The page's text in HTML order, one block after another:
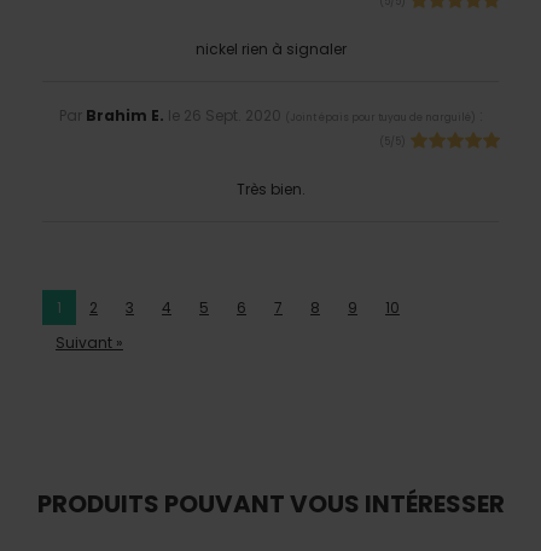
nickel rien à signaler
Par Brahim E. le 26 Sept. 2020 Joint épais pour tuyau de narguilé
Très bien.
1 2 3 4 5 6 7 8 9
10
Suivant »
PRODUITS POUVANT VOUS INTÉRESSER